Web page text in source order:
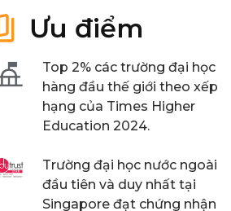
Ưu điểm
Top 2% các trường đại học
hàng đầu thế giới theo xếp
hạng của Times Higher
Education 2024.
Trường đại học nước ngoài
đầu tiên và duy nhất tại
Singapore đạt chứng nhận